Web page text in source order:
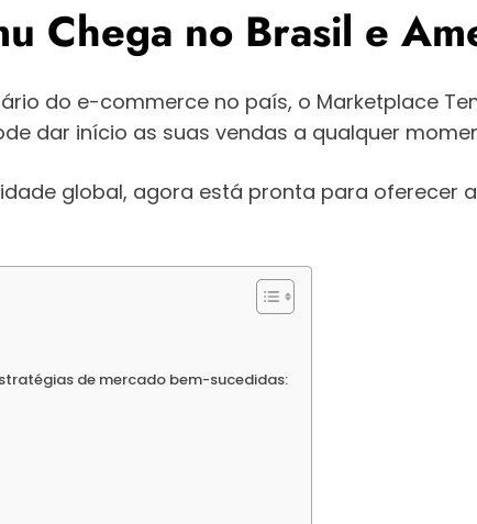
Chega no Brasil e
do e-commerce no país, o Marketplace
dar início as suas vendas a qualquer
global, agora está pronta para oferecer
de mercado bem-sucedidas: